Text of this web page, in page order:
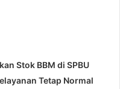
Stok BBM di SPBU
Tetap Normal